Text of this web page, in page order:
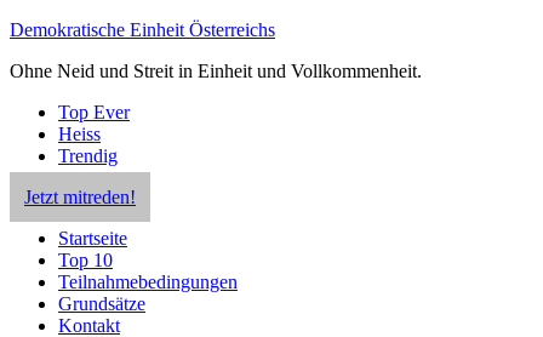
Demokratische Einheit Österreichs
Ohne Neid und Streit in Einheit und Vollkommenheit.
Top Ever
Heiss
Trendig
Jetzt mitreden!
Startseite
Top 10
Teilnahmebedingungen
Grundsätze
Kontakt